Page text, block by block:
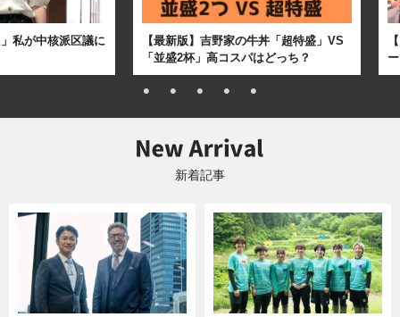
私が中核派区議に
【最新版】吉野家の牛丼「超特盛」VS
「並盛2杯」高コスパはどっち？
新着記事